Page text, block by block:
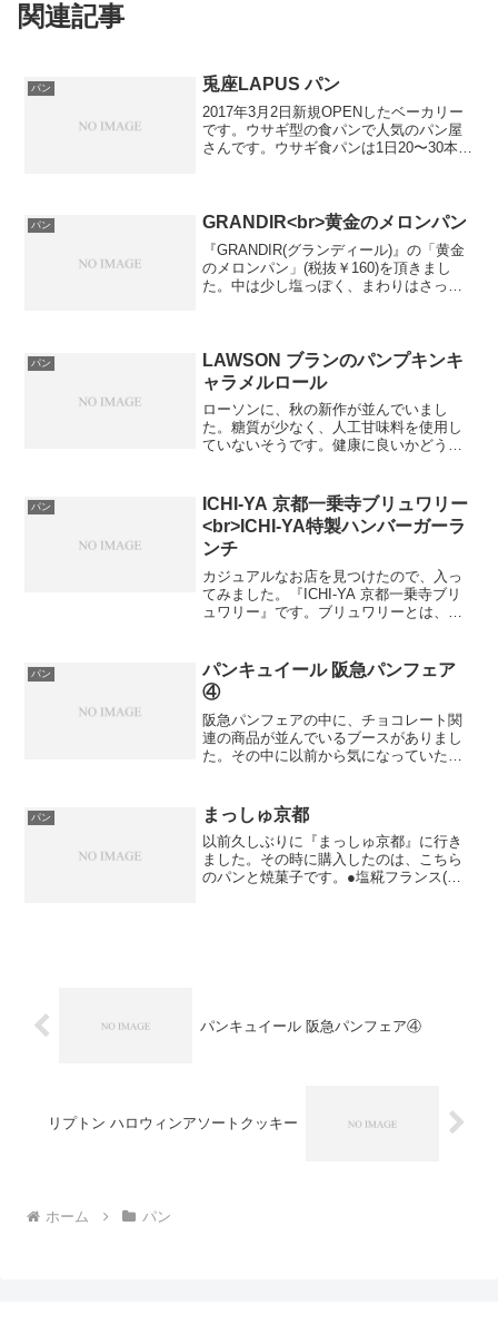
関連記事
パン 兎座LAPUS パン
2017年3月2日新規OPENしたベーカリー
です。ウサギ型の食パンで人気のパン屋
さんです。ウサギ食パンは1日20〜30本し
題のウサギ...
パン GRANDIR<br>黄金のメロンパン
『GRANDIR(グランディール)』の「黄金
のメロンパン」(税抜￥160)を頂きまし
た。中は少し塩っぽく、まわりはさっく
した。こちら...
パン
LAWSON ブランのパンプキンキ
ャラメルロール
ローソンに、秋の新作が並んでいまし
た。糖質が少なく、人工甘味料を使用し
ていないそうです。健康に良いかどうか
た。ただ、飽きそうな味をしているの
で、定番商品って飽きがこないよ...
パン
ICHI-YA 京都一乗寺ブリュワリー
<br>ICHI-YA特製ハンバーガーラ
ンチ
カジュアルなお店を見つけたので、入っ
てみました。『ICHI-YA 京都一乗寺ブリ
ュワリー』です。ブリュワリーとは、ビ
ありました。私はお酒はあまり飲まない
のでわかりません...
パン
パンキュイール 阪急パンフェア
④
阪急パンフェアの中に、チョコレート関
連の商品が並んでいるブースがありまし
た。その中に以前から気になっていた
のですが…)大阪で時々開かれる人気のパ
ン教室がありました。す...
パン まっしゅ京都
以前久しぶりに『まっしゅ京都』に行き
ました。その時に購入したのは、こちら
のパンと焼菓子です。●塩糀フランス(税
パンキュイール 阪急パンフェア④
リプトン ハロウィンアソートクッキー
ホーム パン